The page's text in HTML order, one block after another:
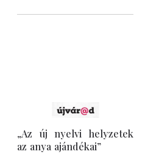
„Az új nyelvi helyzetek
az anya ajándékai”